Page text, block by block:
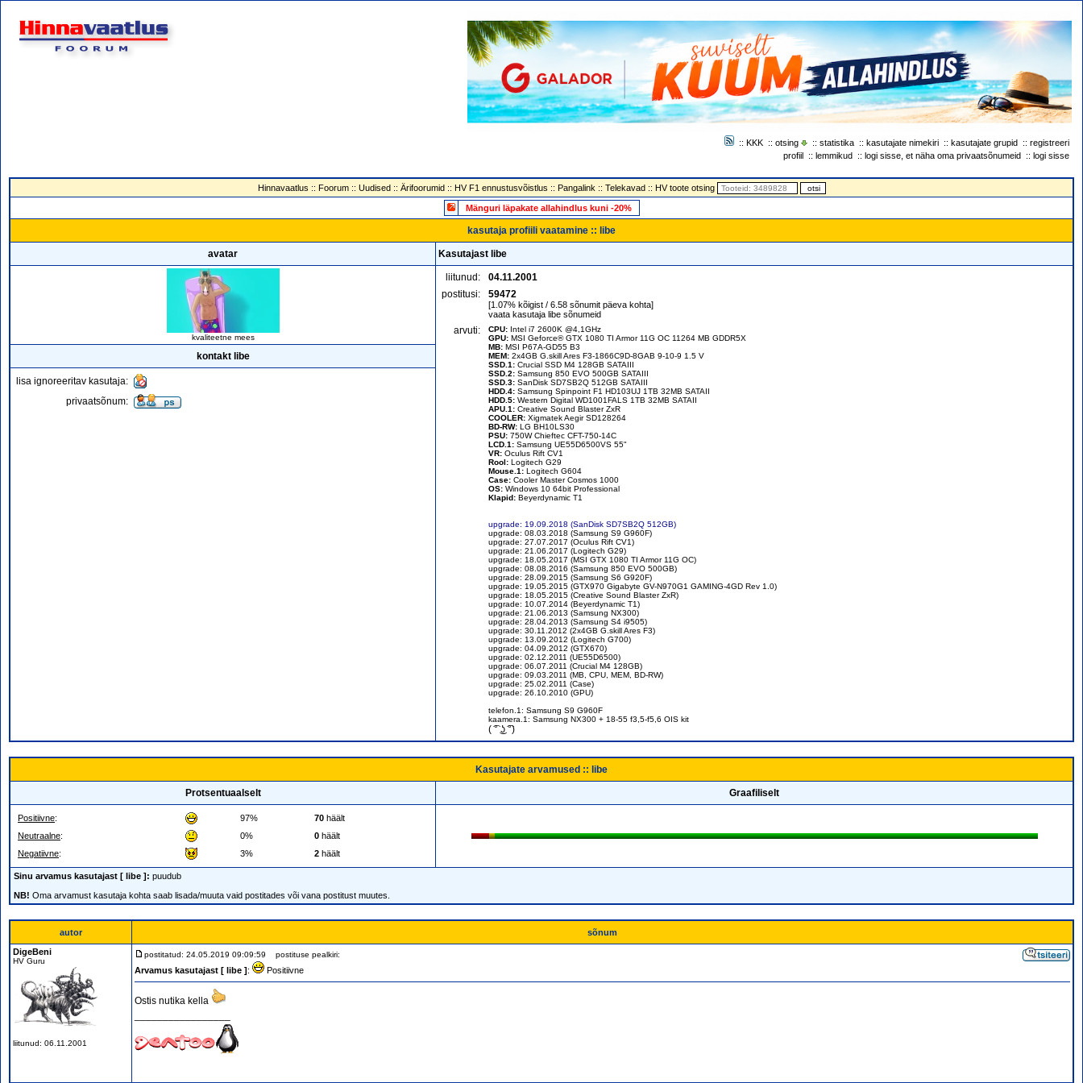
:: KKK :: otsing :: statistika :: kasutajate nimekiri :: kasutajate grupid :: registreeri
profiil :: lemmikud :: logi sisse, et näha oma privaatsõnumeid :: logi sisse
Hinnavaatlus :: Foorum:: Uudised:: Ärifoorumid:: HV F1 ennustusvõistlus :: Pangalink :: Telekavad:: HV toote otsing
Mänguri läpakate allahindlus kuni -20%
kasutaja profiili vaatamine :: libe
avatar Kasutajast libe
kvaliteetne mees
liitunud:
04.11.2001
postitusi:
59472
[1.07% kõigist / 6.58 sõnumit päeva kohta]
vaata kasutaja libe sõnumeid
arvuti: CPU: Intel i7 2600K @4,1GHz
GPU: MSI Geforce® GTX 1080 TI Armor 11G OC 11264 MB GDDR5X
MB: MSI P67A-GD55 B3
MEM: 2x4GB G.skill Ares F3-1866C9D-8GAB 9-10-9 1.5 V
SSD.1: Crucial SSD M4 128GB SATAIII
SSD.2: Samsung 850 EVO 500GB SATAIII
SSD.3: SanDisk SD7SB2Q 512GB SATAIII
HDD.4: Samsung Spinpoint F1 HD103UJ 1TB 32MB SATAII
HDD.5: Western Digital WD1001FALS 1TB 32MB SATAII
APU.1: Creative Sound Blaster ZxR
COOLER: Xigmatek Aegir SD128264
BD-RW: LG BH10LS30
PSU: 750W Chieftec CFT-750-14C
LCD.1: Samsung UE55D6500VS 55"
VR: Oculus Rift CV1
Rool: Logitech G29
Mouse.1: Logitech G604
Case: Cooler Master Cosmos 1000
OS: Windows 10 64bit Professional
Klapid: Beyerdynamic T1
upgrade: 19.09.2018 (SanDisk SD7SB2Q 512GB)
upgrade: 08.03.2018 (Samsung S9 G960F)
upgrade: 27.07.2017 (Oculus Rift CV1)
upgrade: 21.06.2017 (Logitech G29)
upgrade: 18.05.2017 (MSI GTX 1080 TI Armor 11G OC)
upgrade: 08.08.2016 (Samsung 850 EVO 500GB)
upgrade: 28.09.2015 (Samsung S6 G920F)
upgrade: 19.05.2015 (GTX970 Gigabyte GV-N970G1 GAMING-4GD Rev 1.0)
upgrade: 18.05.2015 (Creative Sound Blaster ZxR)
upgrade: 10.07.2014 (Beyerdynamic T1)
upgrade: 21.06.2013 (Samsung NX300)
upgrade: 28.04.2013 (Samsung S4 i9505)
upgrade: 30.11.2012 (2x4GB G.skill Ares F3)
upgrade: 13.09.2012 (Logitech G700)
upgrade: 04.09.2012 (GTX670)
upgrade: 02.12.2011 (UE55D6500)
upgrade: 06.07.2011 (Crucial M4 128GB)
upgrade: 09.03.2011 (MB, CPU, MEM, BD-RW)
upgrade: 25.02.2011 (Case)
upgrade: 26.10.2010 (GPU)
telefon.1: Samsung S9 G960F
kaamera.1: Samsung NX300 + 18-55 f3,5-f5,6 OIS kit
( ͡° ͜ʖ ͡°)
kontakt libe
lisa ignoreeritav kasutaja:
privaatsõnum:
Kasutajate arvamused :: libe
Protsentuaalselt Graafiliselt
Positiivne: 97% 70 häält
Neutraalne: 0% 0 häält
Negatiivne: 3% 2 häält
Sinu arvamus kasutajast [ libe ]: puudub
NB! Oma arvamust kasutaja kohta saab lisada/muuta vaid postitades või vana postitust muutes.
autor
sõnum
DigeBeni
HV Guru
liitunud: 06.11.2001
postitatud: 24.05.2019 09:09:59 postituse pealkiri:
Arvamus kasutajast [ libe ]: Positiivne
Ostis nutika kella